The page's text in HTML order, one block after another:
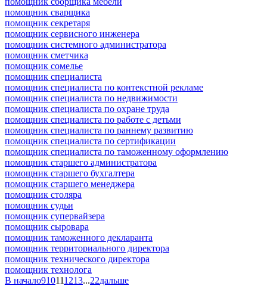
помощник сварщика
помощник секретаря
помощник сервисного инженера
помощник системного администратора
помощник сметчика
помощник сомелье
помощник специалиста
помощник специалиста по контекстной рекламе
помощник специалиста по недвижимости
помощник специалиста по охране труда
помощник специалиста по работе с детьми
помощник специалиста по раннему развитию
помощник специалиста по сертификации
помощник специалиста по таможенному оформлению
помощник старшего администратора
помощник старшего бухгалтера
помощник старшего менеджера
помощник столяра
помощник судьи
помощник супервайзера
помощник сыровара
помощник таможенного декларанта
помощник территориального директора
помощник технического директора
помощник технолога
В начало910111213...22дальше